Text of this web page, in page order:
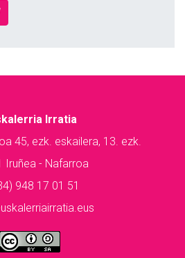
Irratia
45, ezk. eskailera, 13. ezk.
Iruñea - Nafarroa
948 17 01 51